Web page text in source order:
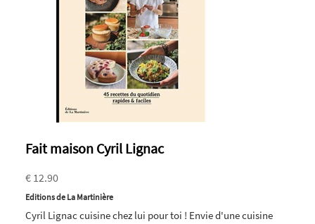
Fait maison Cyril Lignac
€ 12.90
Editions de La Martinière
Cyril Lignac cuisine chez lui pour toi ! Envie d'une cuisine